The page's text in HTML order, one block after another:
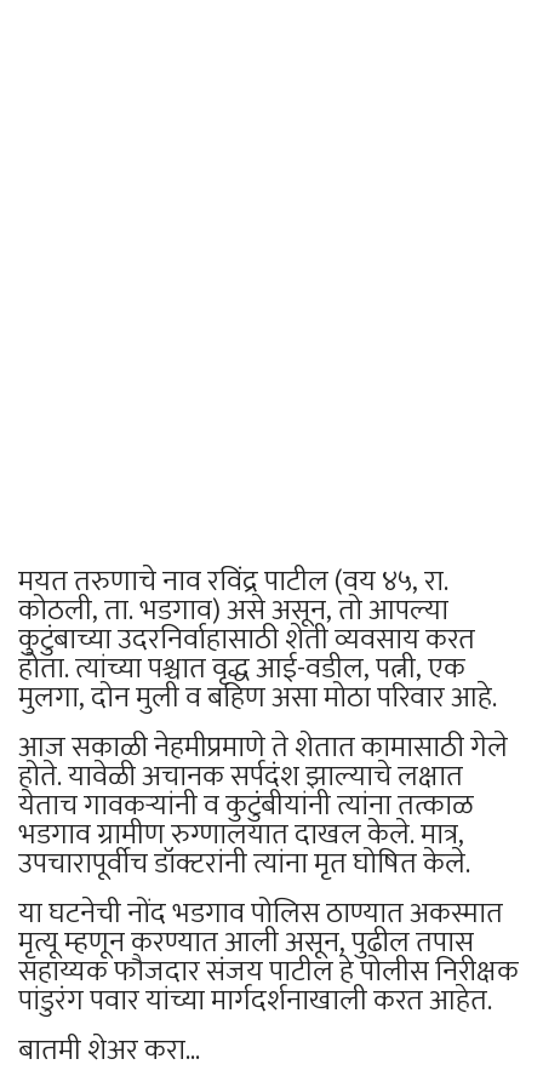
मयत तरुणाचे नाव रविंद्र पाटील (वय ४५, रा.
कोठली, ता. भडगाव) असे असून, तो आपल्या
कुटुंबाच्या उदरनिर्वाहासाठी शेती व्यवसाय करत
होता. त्यांच्या पश्चात वृद्ध आई-वडील, पत्नी, एक
मुलगा, दोन मुली व बहिण असा मोठा परिवार आहे.
आज सकाळी नेहमीप्रमाणे ते शेतात कामासाठी गेले
होते. यावेळी अचानक सर्पदंश झाल्याचे लक्षात
येताच गावकऱ्यांनी व कुटुंबीयांनी त्यांना तत्काळ
भडगाव ग्रामीण रुग्णालयात दाखल केले. मात्र,
उपचारापूर्वीच डॉक्टरांनी त्यांना मृत घोषित केले.
या घटनेची नोंद भडगाव पोलिस ठाण्यात अकस्मात
मृत्यू म्हणून करण्यात आली असून, पुढील तपास
सहाय्यक फौजदार संजय पाटील हे पोलीस निरीक्षक
पांडुरंग पवार यांच्या मार्गदर्शनाखाली करत आहेत.
बातमी शेअर करा...